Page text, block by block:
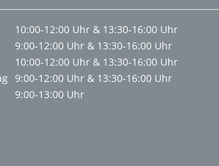
10:00-12:00 Uhr & 13:30-16:00 Uhr
9:00-12:00 Uhr & 13:30-16:00 Uhr
10:00-12:00 Uhr & 13:30-16:00 Uhr
9:00-12:00 Uhr & 13:30-16:00 Uhr
9:00-13:00 Uhr